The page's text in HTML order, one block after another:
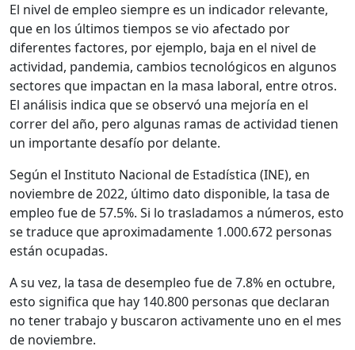
El nivel de empleo siempre es un indicador relevante,
que en los últimos tiempos se vio afectado por
diferentes factores, por ejemplo, baja en el nivel de
actividad, pandemia, cambios tecnológicos en algunos
sectores que impactan en la masa laboral, entre otros.
El análisis indica que se observó una mejoría en el
correr del año, pero algunas ramas de actividad tienen
un importante desafío por delante.
Según el Instituto Nacional de Estadística (INE), en
noviembre de 2022, último dato disponible, la tasa de
empleo fue de 57.5%. Si lo trasladamos a números, esto
se traduce que aproximadamente 1.000.672 personas
están ocupadas.
A su vez, la tasa de desempleo fue de 7.8% en octubre,
esto significa que hay 140.800 personas que declaran
no tener trabajo y buscaron activamente uno en el mes
de noviembre.